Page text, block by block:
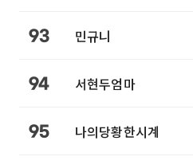
93 민규니
94 서현두엄마
95 나의당황한시계